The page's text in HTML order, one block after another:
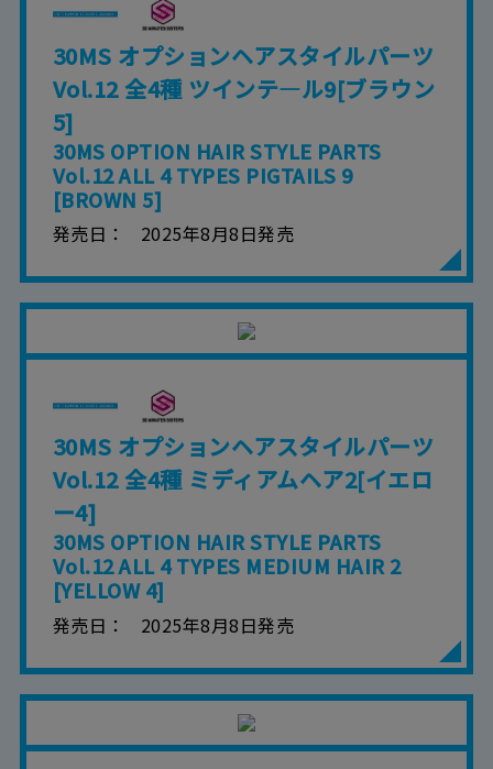
30MS オプションヘアスタイルパーツ
Vol.12 全4種 ツインテ―ル9[ブラウン
5]
30MS OPTION HAIR STYLE PARTS
Vol.12 ALL 4 TYPES PIGTAILS 9
[BROWN 5]
発売日 2025年8月8日発売
30MS オプションヘアスタイルパーツ
Vol.12 全4種 ミディアムヘア2[イエロ
ー4]
30MS OPTION HAIR STYLE PARTS
Vol.12 ALL 4 TYPES MEDIUM HAIR 2
[YELLOW 4]
発売日 2025年8月8日発売